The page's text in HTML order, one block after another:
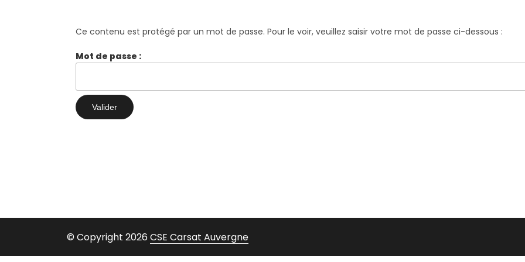
Ce contenu est protégé par un mot de passe. Pour le voir, veuillez saisir votre mot de passe ci-dessous :
Mot de passe :
© Copyright 2026 CSE Carsat Auvergne